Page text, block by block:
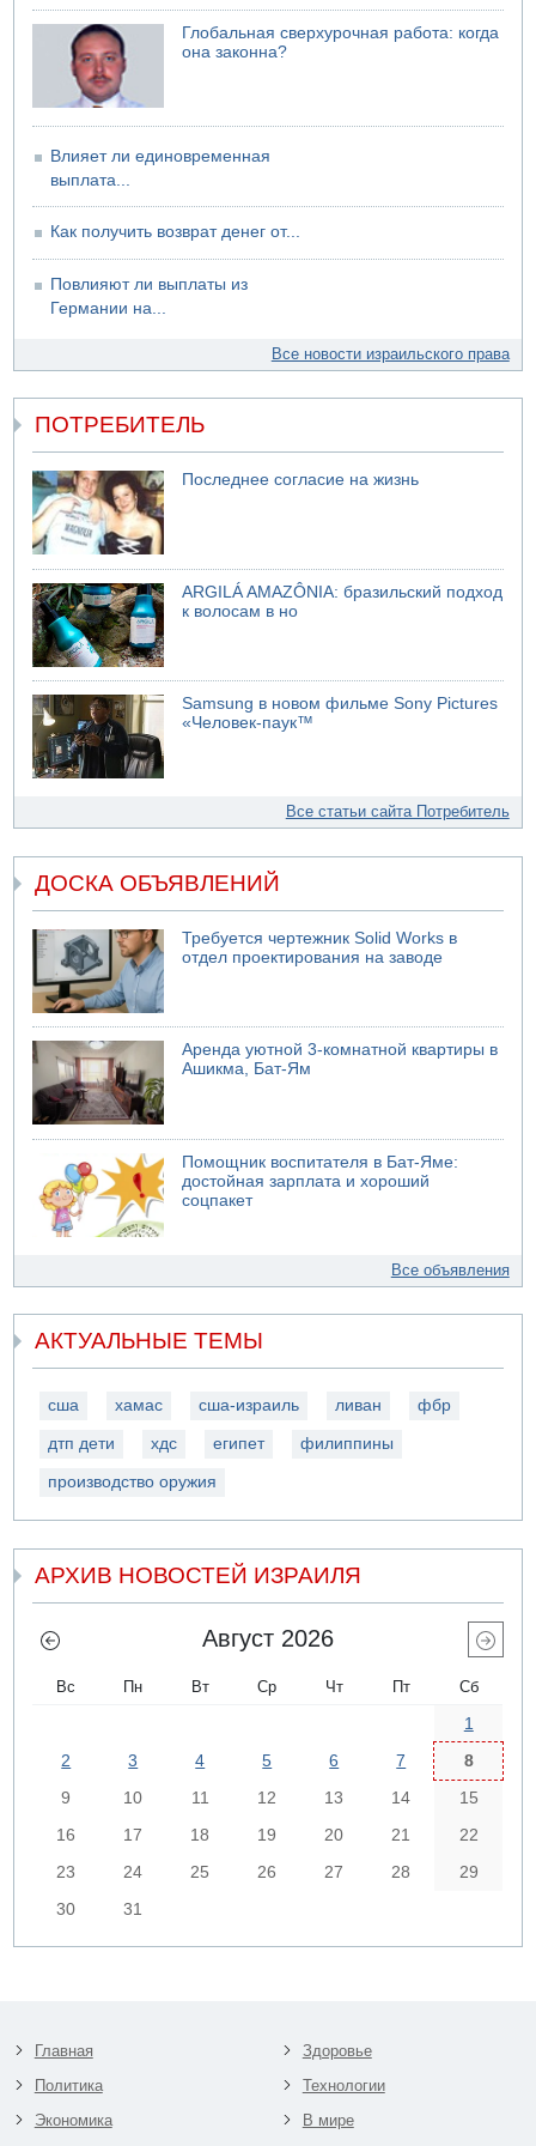
Глобальная сверхурочная работа: когда
она законна?
Влияет ли единовременная
выплата...
Как получить возврат денег от...
Повлияют ли выплаты из
Германии на...
Все новости израильского права
ПОТРЕБИТЕЛЬ
Последнее согласие на жизнь
ARGILÁ AMAZÔNIA: бразильский подход
к волосам в но
Samsung в новом фильме Sony Pictures
«Человек-паук™
Все статьи сайта Потребитель
ДОСКА ОБЪЯВЛЕНИЙ
Требуется чертежник Solid Works в
отдел проектирования на заводе
Аренда уютной 3-комнатной квартиры в
Ашикма, Бат-Ям
Помощник воспитателя в Бат-Яме:
достойная зарплата и хороший
соцпакет
Все объявления
АКТУАЛЬНЫЕ ТЕМЫ
сша хамас сша-израиль ливан фбр
дтп дети хдс египет филиппины
производство оружия
АРХИВ НОВОСТЕЙ ИЗРАИЛЯ
Август 2026
Вс Пн Вт Ср Чт Пт Сб
1
2
3 4 5 6 7
8
9
10 11 12 13 14
15
16
17 18 19 20 21
22
23
24 25 26 27 28
29
30
31
Главная
Политика
Экономика
Здоровье
Технологии
В мире